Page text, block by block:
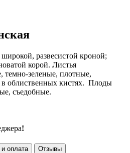
развесистой кроной;
корой. Листья
темно-зеленые, плотные,
облиственных кистях. Плоды
съедобные.
!
и оплата Отзывы